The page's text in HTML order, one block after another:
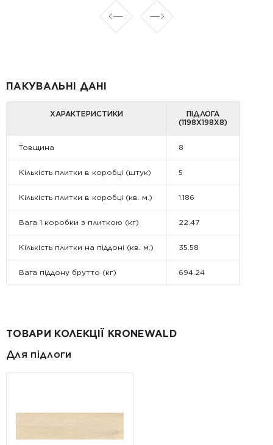
ПАКУВАЛЬНІ ДАНІ
ХАРАКТЕРИСТИКИ
ПІДЛОГА
(1198Х198Х8)
Товщина 8
Кількість плитки в коробці (штук) 5
Кількість плитки в коробці (кв. м.) 1.186
Вага 1 коробки з плиткою (кг) 22.47
Кількість плитки на піддоні (кв. м.) 35.58
Вага піддону брутто (кг) 694.24
ТОВАРИ КОЛЕКЦІЇ KRONEWALD
Для підлоги